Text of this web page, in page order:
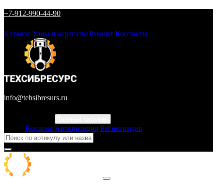
+7-912-990-44-90
Каталог Узлы и агрегаты Ремонт Контакты
info@tehsibresurs.ru
Корзина Авторизация Регистрация